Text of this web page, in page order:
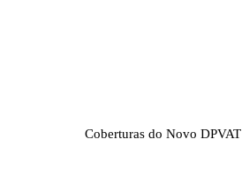
Coberturas do Novo DPVAT